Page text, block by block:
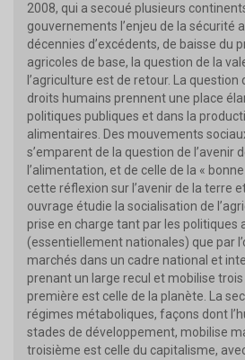
2008, qui a secoué plusieurs
gouvernements l’enjeu de la sécurité
décennies d’excédents, de baisse du
agricoles de base, la question de la
l’agriculture est de retour. La question
droits humains prennent une place
politiques publiques et dans la
alimentaires. Des mouvements
s’emparent de la question de l’avenir
l’alimentation, et de celle de la «
cette réflexion sur l’avenir de la terre
ouvrage étudie la socialisation de
prise en charge tant par les politiques
(essentiellement nationales) que par
marchés dans un cadre national et
prenant un large recul et mobilise
première est celle de la planète. La
régimes métaboliques, façons dont
stades de développement, mobilise
troisième est celle du capitalisme,